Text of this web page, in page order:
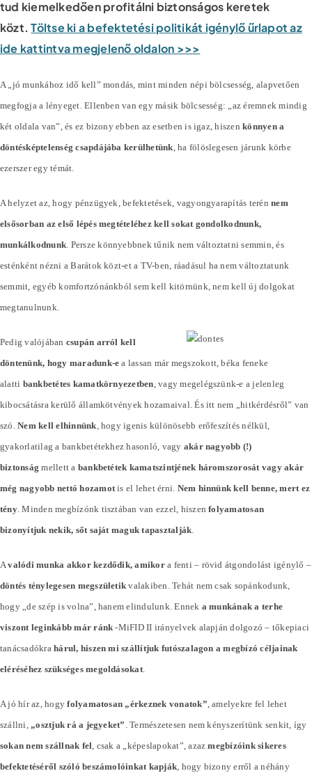
tud kiemelkedően profitálni biztonságos keretek
közt. Töltse ki a befektetési politikát igénylő űrlapot az
ide kattintva megjelenő oldalon >>>
A „jó munkához idő kell” mondás, mint minden népi bölcsesség, alapvetően
megfogja a lényeget. Ellenben van egy másik bölcsesség: „az éremnek mindig
két oldala van”, és ez bizony ebben az esetben is igaz, hiszenkönnyen a
döntésképtelenség csapdájába kerülhetünk , ha fölöslegesen járunk körbe
ezerszer egy témát.
A helyzet az, hogy pénzügyek, befektetések, vagyongyarapítás terénnem
elsősorban az első lépés megtételéhez kell sokat gondolkodnunk,
munkálkodnunk . Persze könnyebbnek tűnik nem változtatni semmin, és
esténként nézni a Barátok közt-et a TV-ben, ráadásul ha nem változtatunk
semmit, egyéb komfortzónánkból sem kell kitörnünk, nem kell új dolgokat
megtanulnunk.
Pedig valójában csupán arról kell
döntenünk, hogy maradunk-e a lassan már megszokott, béka feneke
alatti bankbetétes kamatkörnyezetben , vagy megelégszünk-e a jelenleg
kibocsátásra kerülő államkötvények hozamaival. És itt nem „hitkérdésről” van
szó.Nem kell elhinnünk , hogy igenis különösebb erőfeszítés nélkül,
gyakorlatilag a bankbetétekhez hasonló, vagy akár nagyobb (!)
biztonság mellett a bankbetétek kamatszintjének háromszorosát vagy akár
még nagyobb nettó hozamotis el lehet érni. Nem hinnünk kell benne, mert ez
tény. Minden megbízónk tisztában van ezzel, hiszenfolyamatosan
bizonyítjuk nekik, sőt saját maguk tapasztalják
Avalódi munka akkor kezdődik, amikora fenti – rövid átgondolást igénylő –
döntés ténylegesen megszületik valakiben. Tehát nem csak sopánkodunk,
hogy „de szép is volna”, hanem elindulunk. Ennek a munkának a terhe
viszont leginkább már ránk -MiFID II irányelvek alapján dolgozó – tőkepiaci
tanácsadókrahárul, hiszen mi szállítjuk futószalagon a megbízó céljainak
eléréséhez szükséges megoldásokat.
A jó hír az, hogyfolyamatosan „érkeznek vonatok” , amelyekre fel lehet
szállni,„osztjuk rá a jegyeket” . Természetesen nem kényszerítünk senkit, így
sokan nem szállnak fel , csak a „képeslapokat”, azazmegbízóink sikeres
befektetéséről szóló beszámolóinkat kapják , hogy bizony erről a néhány